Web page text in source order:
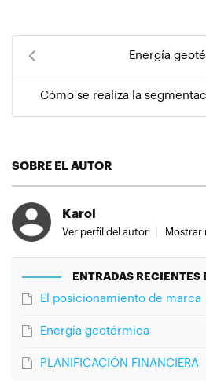
Energía
Cómo se realiza la
SOBRE EL AUTOR
Karol
Ver perfil del autor Mostrar
ENTRADAS RECIENTES
El posicionamiento de marca
Energía geotérmica
PLANIFICACIÓN FINANCIERA